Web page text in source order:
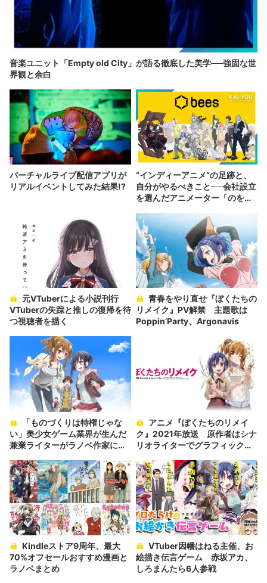
音楽ユニット「Empty old City」が語る徹底した美学──強固な世
界観と余白
バーチャルライブ配信アプリが
リアルイベントしてみた結果!?
“インディーアニメ“の足跡と、
自分がやるべきこと──会社設立
を選んだアニメーター「のを
VTuberの失踪と推しの復帰を待
つ視聴者を描く
リメイク』PV解禁 主題歌は
Poppin’Party、Argonavis
い」美少女ゲーム業界が生んだ
兼業ライターがラノベ作家にな
ク』2021年放送 原作者はシナ
リオライターでグラフィックデ
70%オフセールおすすめ漫画と
ラノベまとめ
絵描き伝言ゲーム 赤坂アカ、
しろまんたら6人参戦